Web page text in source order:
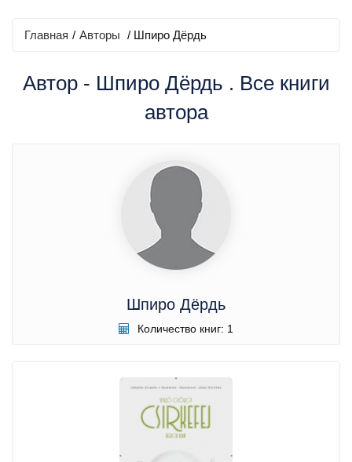
Главная / Авторы / Шпиро Дёрдь
Автор - Шпиро Дёрдь . Все книги
автора
Шпиро Дёрдь
Количество книг: 1